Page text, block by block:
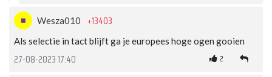
Wesza010 +13403
Als selectie in tact blijft ga je europees hoge ogen gooien
27-08-2023 17:40 2